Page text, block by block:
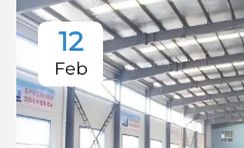
12
Feb